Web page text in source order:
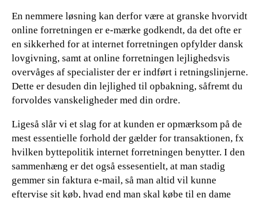
En nemmere løsning kan derfor være at granske hvorvidt
online forretningen er e-mærke godkendt, da det ofte er
en sikkerhed for at internet forretningen opfylder dansk
lovgivning, samt at online forretningen lejlighedsvis
overvåges af specialister der er indført i retningslinjerne.
Dette er desuden din lejlighed til opbakning, såfremt du
forvoldes vanskeligheder med din ordre.
Ligeså slår vi et slag for at kunden er opmærksom på de
mest essentielle forhold der gælder for transaktionen, fx
hvilken byttepolitik internet forretningen benytter. I den
sammenhæng er det også essesentielt, at man stadig
gemmer sin faktura e-mail, så man altid vil kunne
eftervise sit køb, hvad end man skal købe til en dame